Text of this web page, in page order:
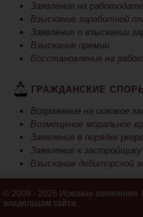
Заявление на
Взыскание заработной
Заявление о взыскании
Взыскание премии
Восстановление на
ГРАЖДАНСКИЕ
Возражение на исковое
Возмещение моральное
Заявление в порядке
Заявление к застройщику
Взыскание дебиторской
© 2009 - 2026 Исковые
владельцам сайта.